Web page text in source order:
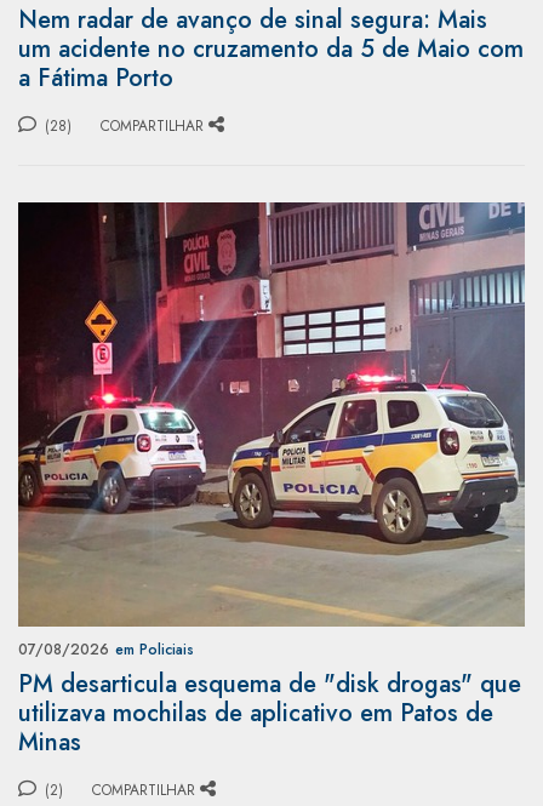
Nem radar de avanço de sinal segura: Mais
um acidente no cruzamento da 5 de Maio com
a Fátima Porto
(28) COMPARTILHAR
07/08/2026 em Policiais
PM desarticula esquema de "disk drogas" que
utilizava mochilas de aplicativo em Patos de
Minas
(2) COMPARTILHAR